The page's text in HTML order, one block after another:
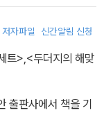
렸다.
저자파일 신간알림 신청
트>,<두더지의 해맞
출판사에서 책을 기